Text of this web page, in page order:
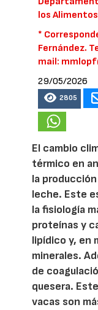
los
*
Fernández.
mail:
29/05/2026
2805
El cambio
térmico en
la
leche. Este
la fisiología
proteínas y
lipídico y, en
minerales.
de
quesera.
vacas son